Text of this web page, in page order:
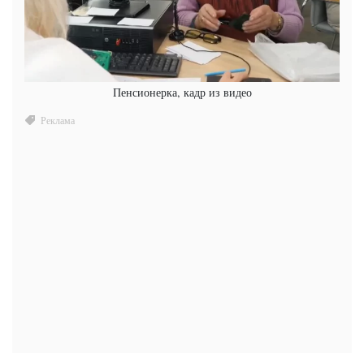
Пенсионерка, кадр из видео